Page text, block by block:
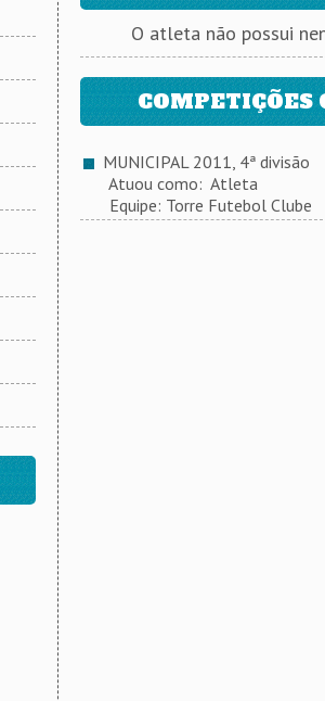
O atleta não possui
COMPETIÇÕES
MUNICIPAL 2011, 4ª divisão
Atuou como: Atleta
Equipe: Torre Futebol Clube